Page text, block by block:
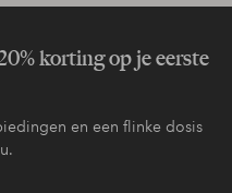
korting op je eerste
en een flinke dosis